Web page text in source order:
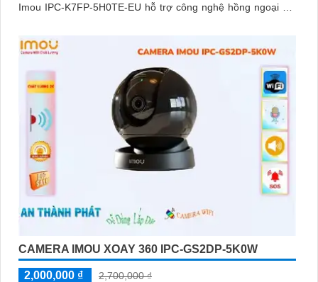
Imou IPC-K7FP-5H0TE-EU hỗ trợ công nghệ hồng ngoại với
CAMERA IMOU XOAY 360 IPC-GS2DP-5K0W
2,000,000 ₫
2,700,000 ₫